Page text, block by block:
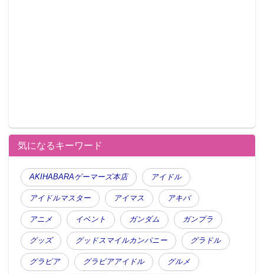
気になるキーワード
AKIHABARAゲーマーズ本店 アイドル
アイドルマスター アイマス アキバ
アニメ イベント ガンダム ガンプラ
グッズ グッドスマイルカンパニー グラドル
グラビア グラビアアイドル グルメ